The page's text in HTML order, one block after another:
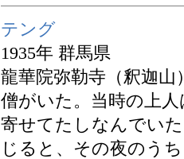
テング
1935年 群馬県
龍華院弥勒寺（釈迦
僧がいた。当時の上
寄せてたしなんでい
じると、その夜のう